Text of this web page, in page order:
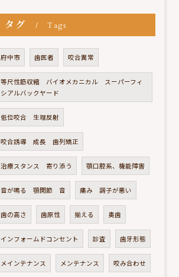
タグ Tags
府中市 歯医者 咬合異常
等尺性筋収縮 バイオメカニカル スーパーフィ
シアルバックヤード
低位咬合 生理反射
咬合誘導 成長 歯列矯正
治療スタンス 寄り添う 顎口腔系、機能障害
音が鳴る 顎関節 音 痛み 調子が悪い
歯の高さ 歯原性 揃える 奥歯
インフォームドコンセント 診査 歯牙形態
メインテナンス メンテナンス 咬み合わせ